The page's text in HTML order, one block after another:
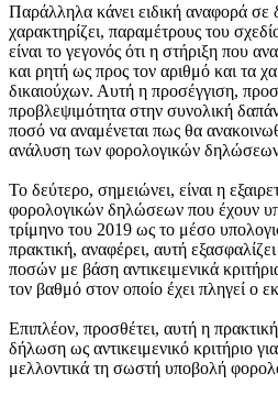
Παράλληλα κάνει ειδική αναφορά σε
χαρακτηρίζει, παραμέτρους του
είναι το γεγονός ότι η στήριξη που
και ρητή ως προς τον αριθμό και τα
δικαιούχων. Αυτή η προσέγγιση,
προβλεψιμότητα στην συνολική
ποσό να αναμένεται πως θα
ανάλυση των φορολογικών
Το δεύτερο, σημειώνει, είναι η
φορολογικών δηλώσεων που έχουν
τρίμηνο του 2019 ως το μέσο
πρακτική, αναφέρει, αυτή
ποσών με βάση αντικειμενικά
τον βαθμό στον οποίο έχει πληγεί ο
Επιπλέον, προσθέτει, αυτή η
δήλωση ως αντικειμενικό κριτήριο
μελλοντικά τη σωστή υποβολή